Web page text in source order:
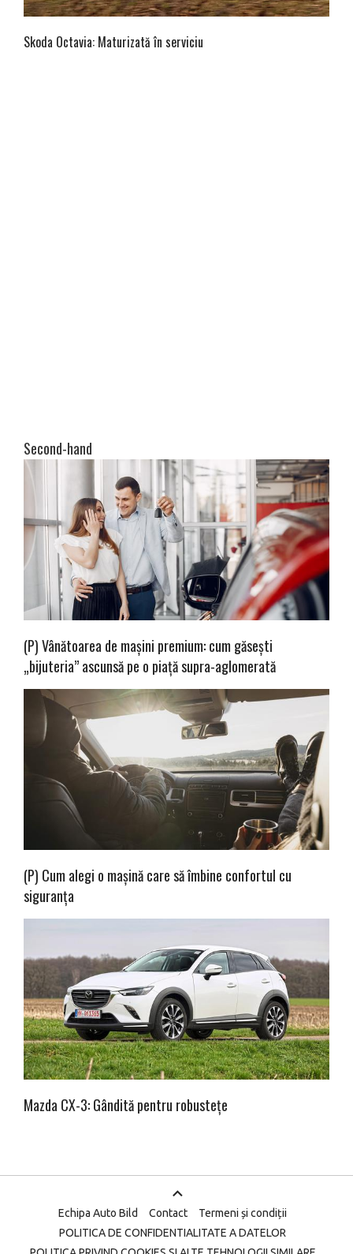
Skoda Octavia: Maturizată în serviciu
Second-hand
(P) Vânătoarea de mașini premium: cum găsești
„bijuteria” ascunsă pe o piață supra-aglomerată
(P) Cum alegi o mașină care să îmbine confortul cu
siguranța
Mazda CX-3: Gândită pentru robustețe
Echipa Auto Bild Contact
Termeni și condiții
POLITICA DE CONFIDENTIALITATE A DATELOR